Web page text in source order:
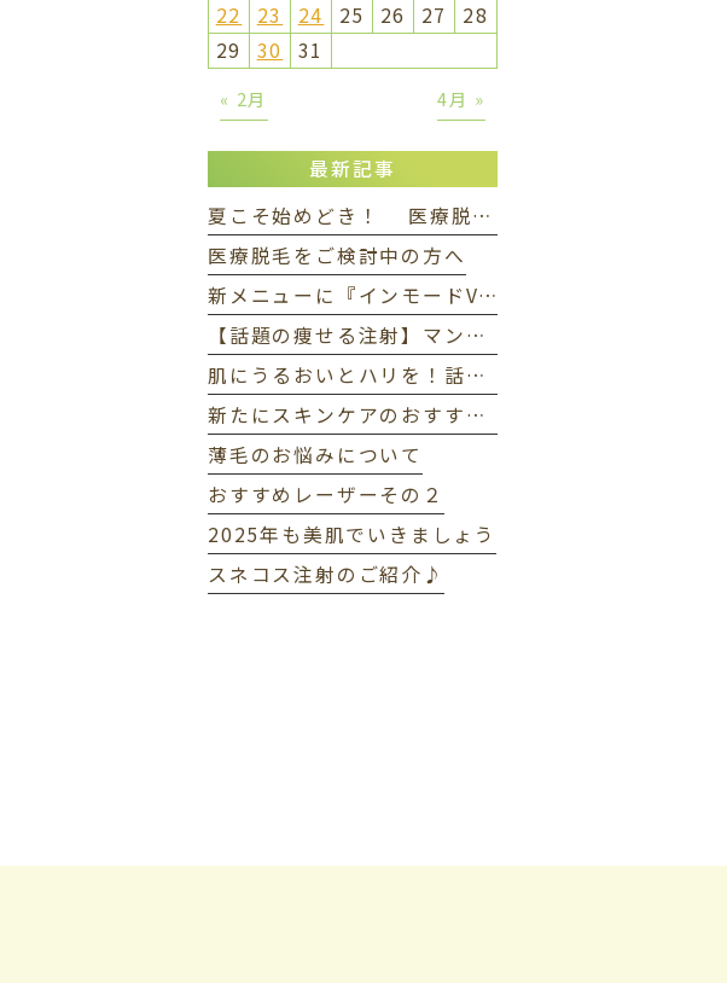
22
23 24 25 26 27
28
29
30 31
« 2月 4月 »
最新記事
夏こそ始めどき！ 医療脱毛で自信の持てる素肌へ✨
医療脱毛をご検討中の方へ
新メニューに『インモードVリフト』が加わりました
【話題の痩せる注射】マンジャロってなに？
肌にうるおいとハリを！話題の「水光注射」とは？
新たにスキンケアのおすすめ商品が加わりました
薄毛のお悩みについて
おすすめレーザーその２
2025年も美肌でいきましょう
スネコス注射のご紹介♪